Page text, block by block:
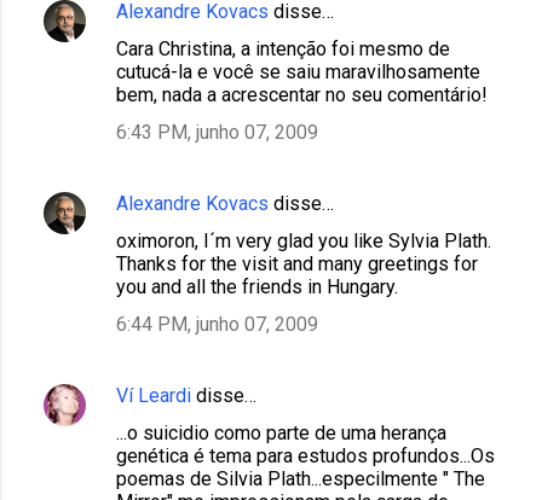
Alexandre Kovacs disse…
Cara Christina, a intenção foi mesmo de
cutucá-la e você se saiu maravilhosamente
bem, nada a acrescentar no seu comentário!
6:43 PM, junho 07, 2009
Alexandre Kovacs disse…
oximoron, I´m very glad you like Sylvia Plath.
Thanks for the visit and many greetings for
you and all the friends in Hungary.
6:44 PM, junho 07, 2009
Ví Leardi disse…
...o suicidio como parte de uma herança
genética é tema para estudos profundos...Os
poemas de Silvia Plath...especilmente " The